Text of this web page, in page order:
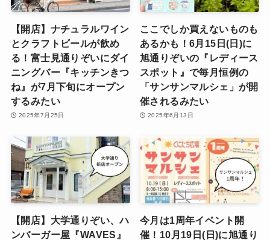
【開店】ナチュラルワイン
とクラフトビールが飲め
る！富士見通りぞいにダイ
ニングバー『キッチンきつ
ね』が7月下旬にオープン
するみたい
2025年7月25日
ここでしか買えないものも
あるかも！6月15日(日)に
旭通りぞいの『レディース
スポット』で毎月恒例の
「サンサンマルシェ」が開
催されるみたい
2025年6月13日
【開店】大学通りぞい、ハ
ンバーガー屋『WAVES』
今月は1周年イベント開
催！10月19日(日)に旭通り